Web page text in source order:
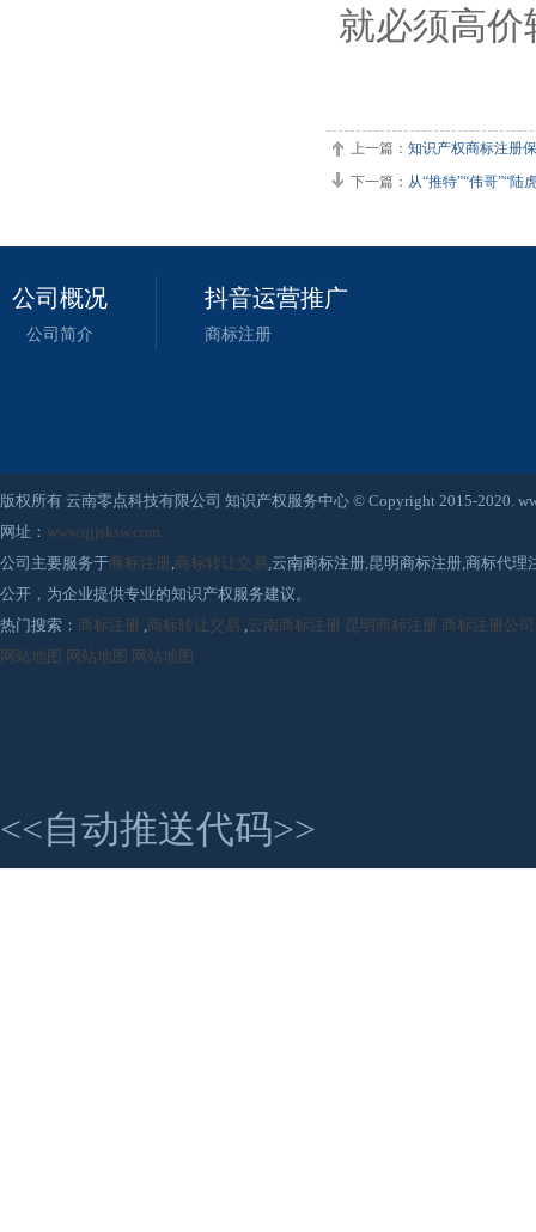
就必须高
上一篇： 知识产权商标注册
下一篇： 从“推特”“伟哥”“陆
公司概况
公司简介
抖音运营推广
商标注册
版权所有 云南零点科技有限公司 知识产权服务中心 © Copyright 2015-2020.
网址： www.qjjsksw.com
公司主要服务于商标注册 ,商标转让交易,云南商标注册,昆明商标注册,商标代
公开，为企业提供专业的知识产权服务建议。
热门搜索： 商标注册 ,商标转让交易 ,云南商标注册 昆明商标注册
商标注册公司
网站地图 网站地图 网站地图
<<自动推送代码>>